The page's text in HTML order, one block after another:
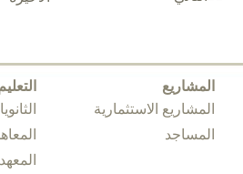
المشاريع
المشاريع الاستثمارية
المساجد